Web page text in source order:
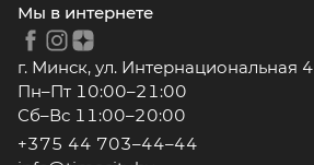
Мы в интернете
г. Минск, ул. Интернациональная 4
Пн–Пт 10:00–21:00
Сб–Вс 11:00–20:00
+375 44 703–44–44